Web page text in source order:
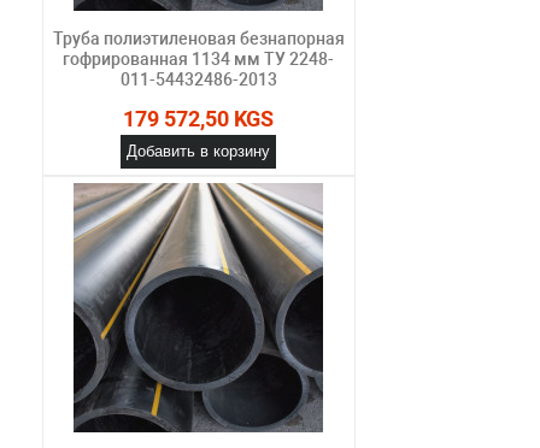
Труба полиэтиленовая безнапорная
гофрированная 1134 мм ТУ 2248-
011-54432486-2013
179 572,50 KGS
Добавить в корзину